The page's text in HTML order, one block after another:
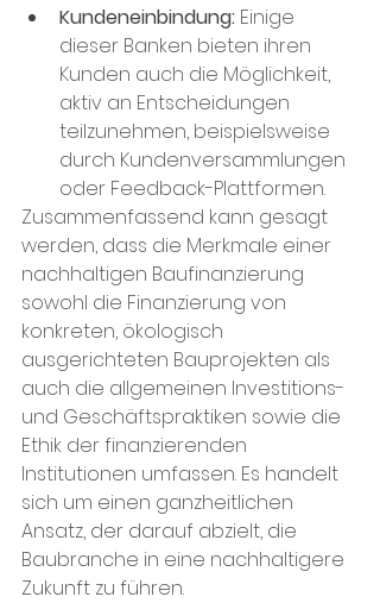
Kundeneinbindung: Einige
dieser Banken bieten ihren
Kunden auch die Möglichkeit,
aktiv an Entscheidungen
teilzunehmen, beispielsweise
durch Kundenversammlungen
oder Feedback-Plattformen.
Zusammenfassend kann gesagt
werden, dass die Merkmale einer
nachhaltigen Baufinanzierung
sowohl die Finanzierung von
konkreten, ökologisch
ausgerichteten Bauprojekten als
auch die allgemeinen Investitions-
und Geschäftspraktiken sowie die
Ethik der finanzierenden
Institutionen umfassen. Es handelt
sich um einen ganzheitlichen
Ansatz, der darauf abzielt, die
Baubranche in eine nachhaltigere
Zukunft zu führen.